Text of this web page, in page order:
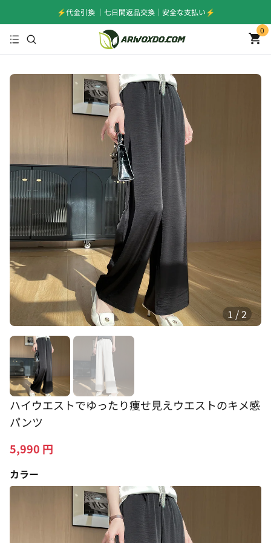
⚡️代金引換 ｜七日間返品交換｜安全な支払い⚡️
0
1 /2
ハイウエストでゆったり痩せ見えウエストのキメ感
パンツ
5,990 円
カラー